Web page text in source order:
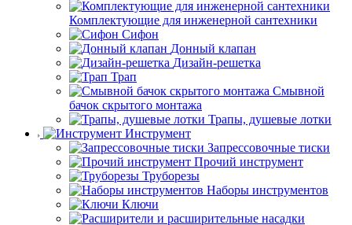
Комплектующие для инженерной сантехники
Сифон
Донный клапан
Дизайн-решетка
Трап
Смывной
бачок скрытого монтажа
Трапы, душевые лотки
Инструмент
Запрессовочные тиски
Прочий инструмент
Труборезы
Наборы инструментов
Ключи